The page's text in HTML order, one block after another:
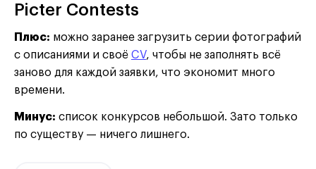
Picter Contests
Плюс: можно заранее загрузить серии фотографий
с описаниями и своё CV, чтобы не заполнять всё
заново для каждой заявки, что экономит много
времени.
Минус: список конкурсов небольшой. Зато только
по существу — ничего лишнего.